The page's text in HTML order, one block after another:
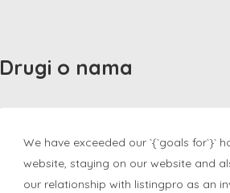
Drugi o nama
We have exceeded our `{`goals for`}`
website, staying on our website and
our relationship with listingpro as an